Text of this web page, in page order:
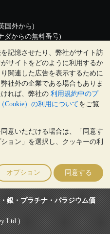
記憶させたり、弊社がサイト訪
サイトをどのように利用するか
関連した広告を表示するために
社外の企業である場合もありま
れば、弊社の 利用規約中のプ
Cookie）の利用についてをご覧
意いただける場合は、「同意す
ョン」を選択し、クッキーの利
オプション 同意する
銀・プラチナ・パラジウム価
Ltd.)
国外から)
ダからの無料番号)
曜日
日から金曜日
あれば上昇することもありま
きを保証するものではありませ
もしくはBullionVaultとのコミ
、投資に関する助言ではありま
することが適切かどうかを判断
ことをお勧めします。
registered in England and Wales